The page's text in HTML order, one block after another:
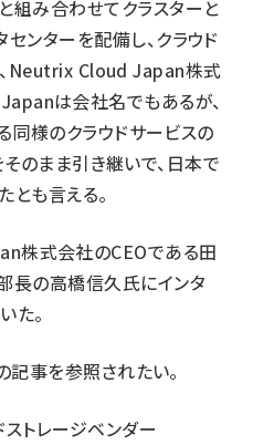
組み合わせてクラスターと
ンターを配備し、クラウド
Neutrix Cloud Japan株式
は会社名でもあるが、
様のクラウドサービスの
まま引き継いで、日本で
とも言える。
株式会社のCEOである田
長の高橋信久氏にインタ
た。
事を参照されたい。
トレージベンダー